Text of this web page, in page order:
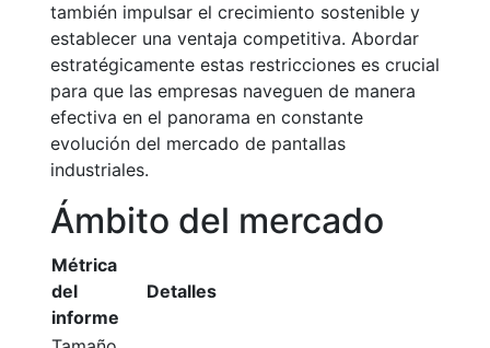
también impulsar el crecimiento sostenible y
establecer una ventaja competitiva. Abordar
estratégicamente estas restricciones es crucial
para que las empresas naveguen de manera
efectiva en el panorama en constante
evolución del mercado de pantallas
industriales.
Ámbito del mercado
Métrica
del
informe
Detalles